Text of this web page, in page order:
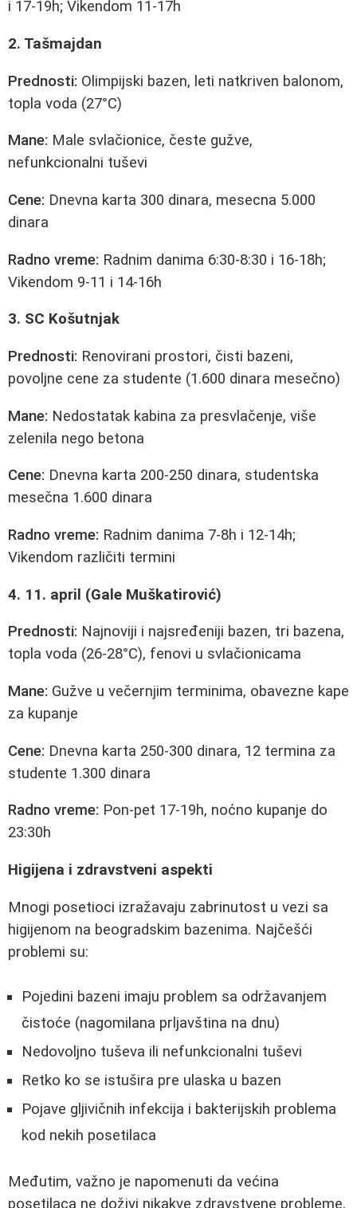
i 17-19h; Vikendom 11-17h
2. Tašmajdan
Prednosti: Olimpijski bazen, leti natkriven balonom,
topla voda (27°C)
Mane: Male svlačionice, česte gužve,
nefunkcionalni tuševi
Cene: Dnevna karta 300 dinara, mesecna 5.000
dinara
Radno vreme: Radnim danima 6:30-8:30 i 16-18h;
Vikendom 9-11 i 14-16h
3. SC Košutnjak
Prednosti: Renovirani prostori, čisti bazeni,
povoljne cene za studente (1.600 dinara mesečno)
Mane: Nedostatak kabina za presvlačenje, više
zelenila nego betona
Cene: Dnevna karta 200-250 dinara, studentska
mesečna 1.600 dinara
Radno vreme: Radnim danima 7-8h i 12-14h;
Vikendom različiti termini
4. 11. april (Gale Muškatirović)
Prednosti: Najnoviji i najsređeniji bazen, tri bazena,
topla voda (26-28°C), fenovi u svlačionicama
Mane: Gužve u večernjim terminima, obavezne kape
za kupanje
Cene: Dnevna karta 250-300 dinara, 12 termina za
studente 1.300 dinara
Radno vreme: Pon-pet 17-19h, noćno kupanje do
23:30h
Higijena i zdravstveni aspekti
Mnogi posetioci izražavaju zabrinutost u vezi sa
higijenom na beogradskim bazenima. Najčešći
problemi su:
Pojedini bazeni imaju problem sa održavanjem
čistoće (nagomilana prljavština na dnu)
Nedovoljno tuševa ili nefunkcionalni tuševi
Retko ko se istušira pre ulaska u bazen
Pojave gljivičnih infekcija i bakterijskih problema
kod nekih posetilaca
Međutim, važno je napomenuti da većina
posetilaca ne doživi nikakve zdravstvene probleme,